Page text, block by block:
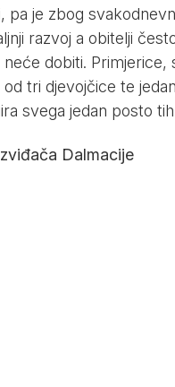
pa je zbog
razvoj a obitelji
dobiti. Primjerice,
od tri djevojčice te
svega jedan posto
Dalmacije